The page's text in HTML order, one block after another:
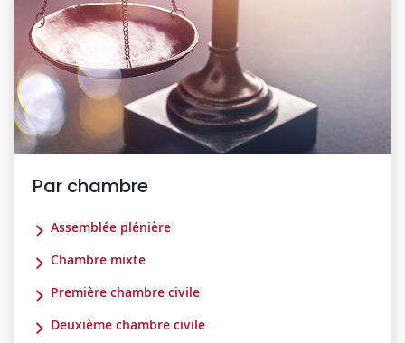
Par chambre
Assemblée plénière
Chambre mixte
Première chambre civile
Deuxième chambre civile